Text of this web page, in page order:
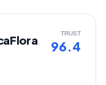
TRUST
96.4